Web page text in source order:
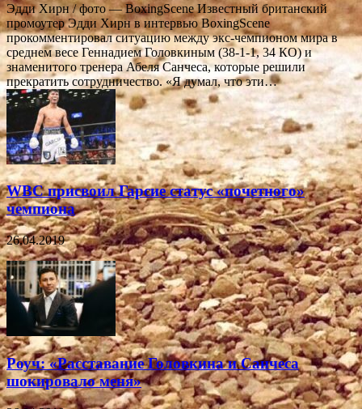
Эдди Хирн / фото — BoxingScene Известный британский
промоутер Эдди Хирн в интервью BoxingScene
прокомментировал ситуацию между экс-чемпионом мира в
среднем весе Геннадием Головкиным (38-1-1, 34 КО) и
знаменитого тренера Абеля Санчеса, которые решили
прекратить сотрудничество. «Я думал, что эти…
WBC присвоил Гарсие статус «почетного»
чемпиона
26.04.2019
Роуч: «Расставание Головкина и Санчеса
шокировало меня»